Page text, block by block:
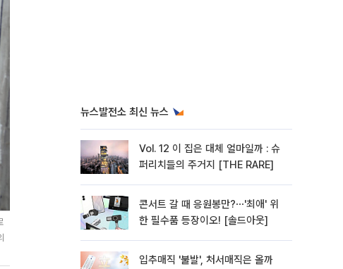
뉴스발전소 최신 뉴스
Vol. 12 이 집은 대체 얼마일까 : 슈
퍼리치들의 주거지 [THE RARE]
콘서트 갈 때 응원봉만?⋯'최애' 위
한 필수품 등장이오! [솔드아웃]
입추매직 '불발', 처서매직은 올까